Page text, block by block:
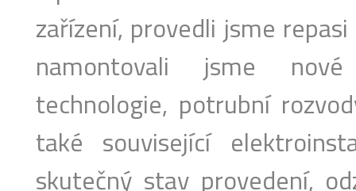
zařízení, provedli jsme
namontovali jsme
technologie, potrubní
také související
skutečný stav provedení,